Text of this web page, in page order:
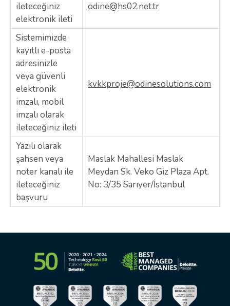
ileteceğiniz
elektronik ileti
odine@hs02.net.tr
Sistemimizde
kayıtlı e-posta
adresinizle
veya güvenli
elektronik
imzalı, mobil
imzalı olarak
ileteceğiniz ileti
kvkkproje@odinesolutions.com
Yazılı olarak
şahsen veya
noter kanalı ile
ileteceğiniz
başvuru
Maslak Mahallesi Maslak
Meydan Sk. Veko Giz Plaza Apt.
No: 3/35 Sarıyer/İstanbul